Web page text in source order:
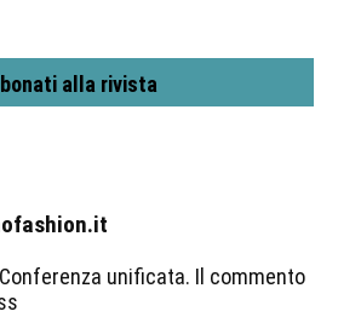
alla rivista
unificata. Il commento